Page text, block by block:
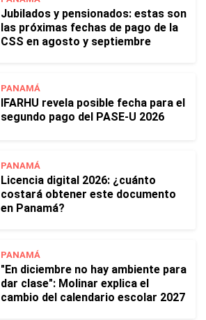
Jubilados y pensionados: estas son
las próximas fechas de pago de la
CSS en agosto y septiembre
PANAMÁ
IFARHU revela posible fecha para el
segundo pago del PASE-U 2026
PANAMÁ
Licencia digital 2026: ¿cuánto
costará obtener este documento
en Panamá?
PANAMÁ
"En diciembre no hay ambiente para
dar clase": Molinar explica el
cambio del calendario escolar 2027